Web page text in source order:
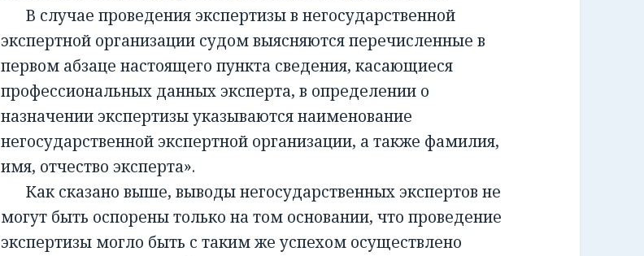
В случае проведения экспертизы в негосударственной
экспертной организации судом выясняются перечисленные в
первом абзаце настоящего пункта сведения, касающиеся
профессиональных данных эксперта, в определении о
назначении экспертизы указываются наименование
негосударственной экспертной организации, а также фамилия,
имя, отчество эксперта».
Как сказано выше, выводы негосударственных экспертов не
могут быть оспорены только на том основании, что проведение
экспертизы могло быть с таким же успехом осуществлено